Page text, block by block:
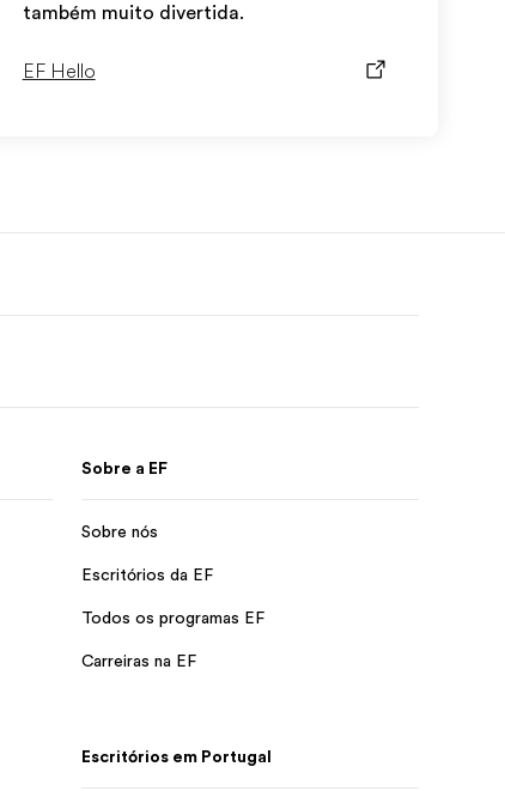
também muito divertida.
EF Hello
Sobre a EF
Sobre nós
Escritórios da EF
Todos os programas EF
Carreiras na EF
Escritórios em Portugal